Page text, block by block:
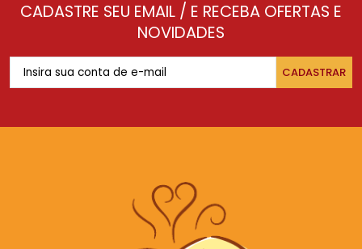
CADASTRE SEU EMAIL / E RECEBA OFERTAS E
NOVIDADES
CADASTRAR